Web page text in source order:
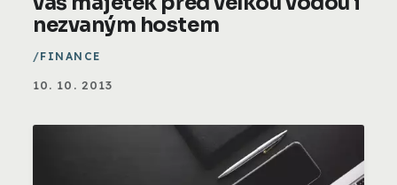
nezvaným hostem
FINANCE
10. 10. 2013